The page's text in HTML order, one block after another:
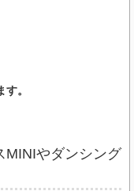
。
MINIやダンシング